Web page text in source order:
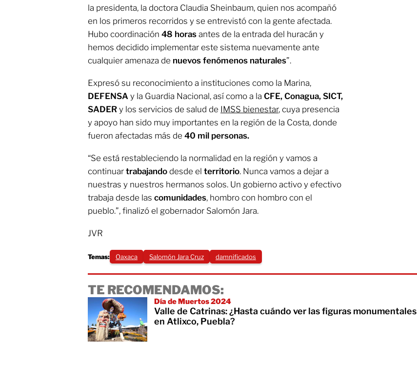
la presidenta, la doctora Claudia Sheinbaum, quien nos acompañó
en los primeros recorridos y se entrevistó con la gente afectada.
Hubo coordinación 48 horas antes de la entrada del huracán y
hemos decidido implementar este sistema nuevamente ante
cualquier amenaza de nuevos fenómenos naturales”.
Expresó su reconocimiento a instituciones como la Marina,
DEFENSA y la Guardia Nacional, así como a la CFE, Conagua, SICT,
SADER y los servicios de salud de IMSS bienestar, cuya presencia
y apoyo han sido muy importantes en la región de la Costa, donde
fueron afectadas más de 40 mil personas.
“Se está restableciendo la normalidad en la región y vamos a
continuar trabajando desde el territorio. Nunca vamos a dejar a
nuestras y nuestros hermanos solos. Un gobierno activo y efectivo
trabaja desde las comunidades, hombro con hombro con el
pueblo.”, finalizó el gobernador Salomón Jara.
JVR
Temas: Oaxaca Salomón Jara Cruz damnificados
TE RECOMENDAMOS:
Día de Muertos 2024
Valle de Catrinas: ¿Hasta cuándo ver las figuras monumentales
en Atlixco, Puebla?